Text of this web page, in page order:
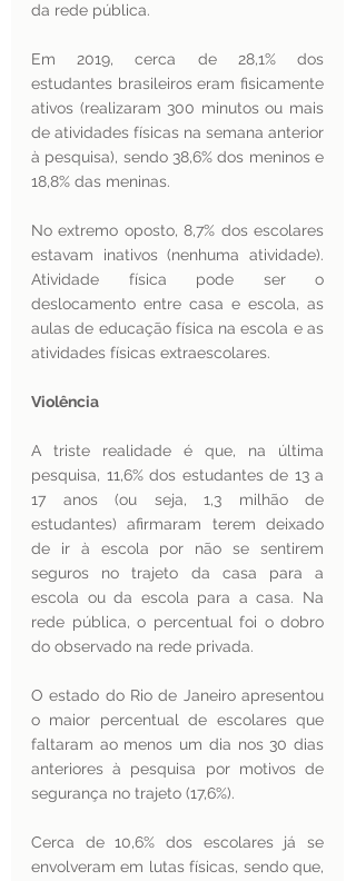
da rede pública.
Em 2019, cerca de 28,1% dos
estudantes brasileiros eram fisicamente
ativos (realizaram 300 minutos ou mais
de atividades físicas na semana anterior
à pesquisa), sendo 38,6% dos meninos e
18,8% das meninas.
No extremo oposto, 8,7% dos escolares
estavam inativos (nenhuma atividade).
Atividade física pode ser o
deslocamento entre casa e escola, as
aulas de educação física na escola e as
atividades físicas extraescolares.
Violência
A triste realidade é que, na última
pesquisa, 11,6% dos estudantes de 13 a
17 anos (ou seja, 1,3 milhão de
estudantes) afirmaram terem deixado
de ir à escola por não se sentirem
seguros no trajeto da casa para a
escola ou da escola para a casa. Na
rede pública, o percentual foi o dobro
do observado na rede privada.
O estado do Rio de Janeiro apresentou
o maior percentual de escolares que
faltaram ao menos um dia nos 30 dias
anteriores à pesquisa por motivos de
segurança no trajeto (17,6%).
Cerca de 10,6% dos escolares já se
envolveram em lutas físicas, sendo que,